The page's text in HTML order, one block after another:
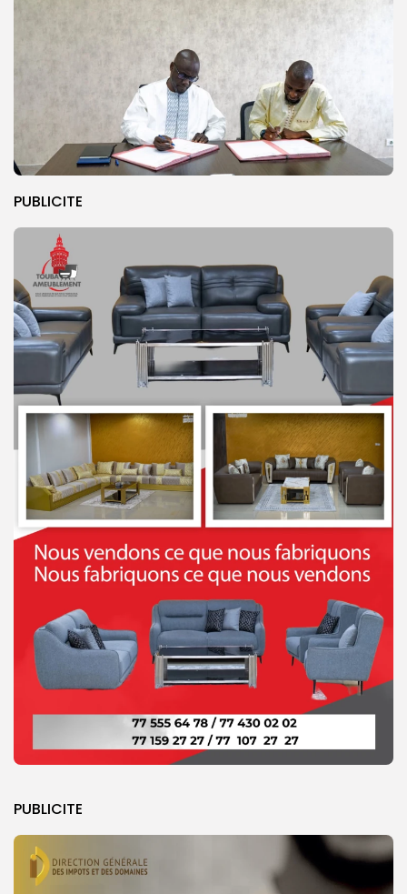
PUBLICITE
PUBLICITE